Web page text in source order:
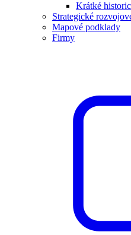
Krátké
Strategické
Mapové podklady
Firmy